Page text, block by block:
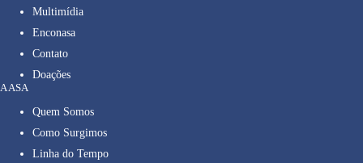
Multimídia
Enconasa
Contato
Doações
A ASA
Quem Somos
Como Surgimos
Linha do Tempo